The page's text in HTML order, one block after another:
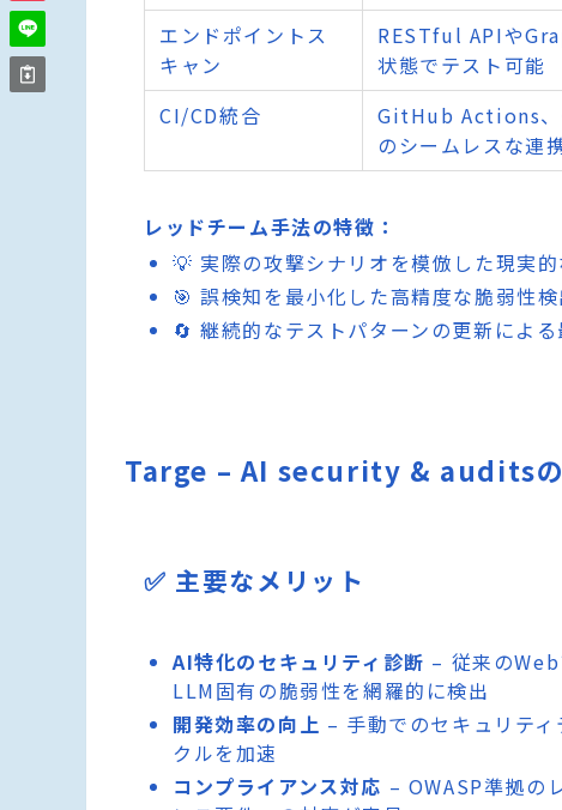
エンドポイントス
キャン
RESTful APIや
状態でテスト可能
CI/CD統合
GitHub Actions、
のシームレスな連
レッドチーム手法の特徴：
💡 実際の攻撃シナリオを模倣した現実的
🎯 誤検知を最小化した高精度な脆弱性検
🔄 継続的なテストパターンの更新によ
Targe – AI security & auditsの
✅ 主要なメリット
AI特化のセキュリティ診断 – 従来の
LLM固有の脆弱性を網羅的に検出
開発効率の向上 – 手動でのセキュリテ
クルを加速
コンプライアンス対応 – OWASP準拠の